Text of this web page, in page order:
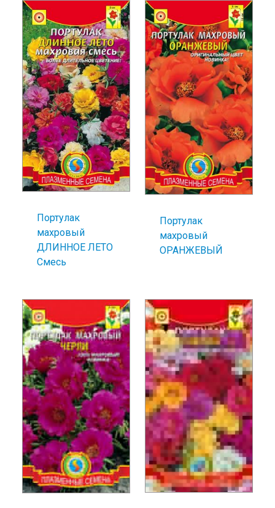
Портулак
махровый
ДЛИННОЕ ЛЕТО
Смесь
Портулак
махровый
ОРАНЖЕВЫЙ